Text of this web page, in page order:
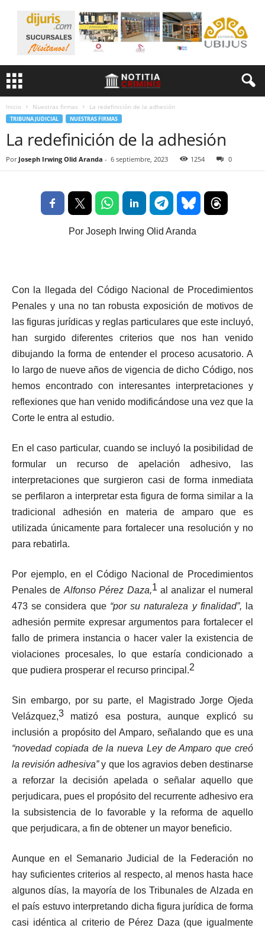
Inicio Nuestras firmas La redefinición de la adhesión
TRIBUNA JUDICIAL NUESTRAS FIRMAS
La redefinición de la adhesión
Por Joseph Irwing Olid Aranda - 6 septiembre, 2023 1254 0
Por Joseph Irwing Olid Aranda
Con la llegada del Código Nacional de Procedimientos
Penales y una no tan robusta exposición de motivos de
las figuras jurídicas y reglas particulares que este incluyó,
han surgido diferentes criterios que nos han venido
dibujando la forma de entender el proceso acusatorio. A
lo largo de nueve años de vigencia de dicho Código, nos
hemos encontrado con interesantes interpretaciones y
reflexiones que han venido modificándose una vez que la
Corte le entra al estudio.
En el caso particular, cuando se incluyó la posibilidad de
formular un recurso de apelación adhesivo, las
interpretaciones que surgieron casi de forma inmediata
se perfilaron a interpretar esta figura de forma similar a la
tradicional adhesión en materia de amparo que es
utilizada únicamente para fortalecer una resolución y no
para rebatirla.
Por ejemplo, en el Código Nacional de Procedimientos
Penales de Alfonso Pérez Daza,1al analizar el numeral
473 se considera que “por su naturaleza y finalidad”,
la
adhesión permite expresar argumentos para fortalecer el
fallo de primera instancia o hacer valer la existencia de
violaciones procesales, lo que estaría condicionado a
que pudiera prosperar el recurso principal.2
Sin embargo, por su parte, el Magistrado Jorge Ojeda
Velázquez,3 matizó esa postura, aunque explicó su
inclusión a propósito del Amparo, señalando que es una
“novedad copiada de la nueva Ley de Amparo que creó
la revisión adhesiva”y que los agravios deben destinarse
a reforzar la decisión apelada o señalar aquello que
perjudicara, pues el propósito del recurrente adhesivo era
la subsistencia de lo favorable y la reforma de aquello
que perjudicara, a fin de obtener un mayor beneficio.
Aunque en el Semanario Judicial de la Federación no
hay suficientes criterios al respecto, al menos hasta hace
algunos días, la mayoría de los Tribunales de Alzada en
el país estuvo interpretando dicha figura jurídica de forma
casi idéntica al criterio de Pérez Daza (que igualmente